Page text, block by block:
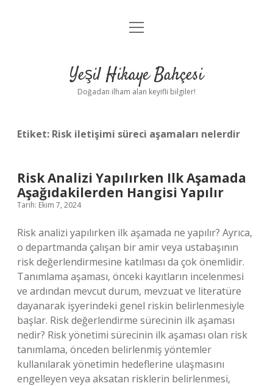
Anasayfa
Yasal Uyarı
menüyü
Yeşil Hikaye Bahçesi
Doğadan ilham alan keyifli bilgiler!
Etiket: Risk iletişimi süreci aşamaları nelerdir
Risk Analizi Yapılırken Ilk Aşamada
Aşağıdakilerden Hangisi Yapılır
Tarih: Ekim 7, 2024
Risk analizi yapılırken ilk aşamada ne yapılır? Ayrıca,
o departmanda çalışan bir amir veya ustabaşının
risk değerlendirmesine katılması da çok önemlidir.
Tanımlama aşaması, önceki kayıtların incelenmesi
ve ardından mevcut durum, mevzuat ve literatüre
dayanarak işyerindeki genel riskin belirlenmesiyle
başlar. Risk değerlendirme sürecinin ilk aşaması
nedir? Risk yönetimi sürecinin ilk aşaması olan risk
tanımlama, önceden belirlenmiş yöntemler
kullanılarak yönetimin hedeflerine ulaşmasını
engelleyen veya aksatan risklerin belirlenmesi,